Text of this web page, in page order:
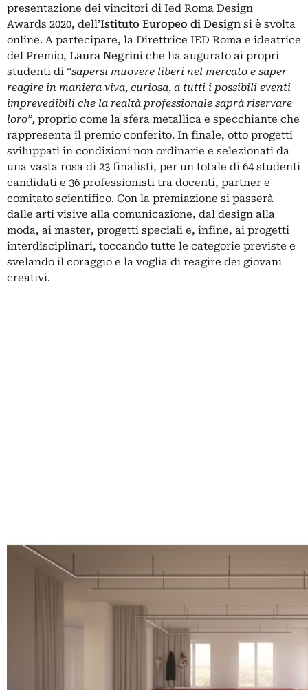
presentazione dei vincitori di Ied Roma Design
Awards 2020, dell’Istituto Europeo di Design si è svolta
online. A partecipare, la Direttrice IED Roma e ideatrice
del Premio, Laura Negrini che ha augurato ai propri
studenti di “sapersi muovere liberi nel mercato e saper
reagire in maniera viva, curiosa, a tutti i possibili eventi
imprevedibili che la realtà professionale saprà riservare
loro”, proprio come la sfera metallica e specchiante che
rappresenta il premio conferito. In finale, otto progetti
sviluppati in condizioni non ordinarie e selezionati da
una vasta rosa di 23 finalisti, per un totale di 64 studenti
candidati e 36 professionisti tra docenti, partner e
comitato scientifico. Con la premiazione si passerà
dalle arti visive alla comunicazione, dal design alla
moda, ai master, progetti speciali e, infine, ai progetti
interdisciplinari, toccando tutte le categorie previste e
svelando il coraggio e la voglia di reagire dei giovani
creativi.